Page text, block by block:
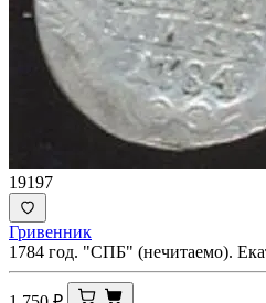
19197
Гривенник
1784 год. "СПБ" (нечитаемо).